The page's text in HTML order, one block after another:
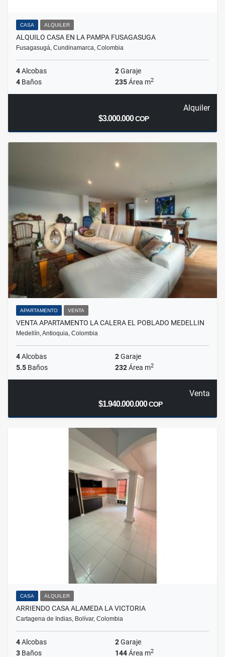
CASA ALQUILER
ALQUILO CASA EN LA PAMPA FUSAGASUGA
Fusagasugá, Cundinamarca, Colombia
4Alcobas 2Garaje
4 Baños 235Área m2
Alquiler
$3.000.000COP
APARTAMENTO VENTA
VENTA APARTAMENTO LA CALERA EL POBLADO MEDELLIN
Medellín, Antioquia, Colombia
4Alcobas 2Garaje
5.5 Baños 232Área m2
Venta
$1.940.000.000COP
CASA ALQUILER
ARRIENDO CASA ALAMEDA LA VICTORIA
Cartagena de Indias, Bolívar, Colombia
4Alcobas 2Garaje
3 Baños 144Área m2